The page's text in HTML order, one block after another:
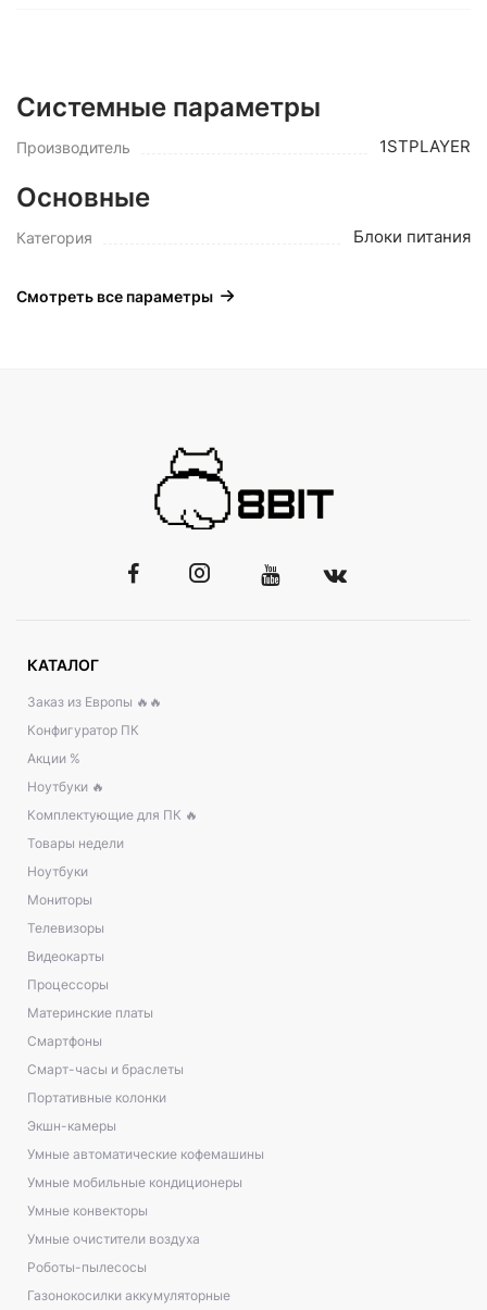
Системные параметры
Производитель 1STPLAYER
Основные
Категория Блоки питания
Смотреть все параметры
КАТАЛОГ
Заказ из Европы 🔥🔥
Конфигуратор ПК
Акции %
Ноутбуки 🔥
Комплектующие для ПК 🔥
Товары недели
Ноутбуки
Мониторы
Телевизоры
Видеокарты
Процессоры
Материнские платы
Смартфоны
Смарт-часы и браслеты
Портативные колонки
Экшн-камеры
Умные автоматические кофемашины
Умные мобильные кондиционеры
Умные конвекторы
Умные очистители воздуха
Роботы-пылесосы
Газонокосилки аккумуляторные